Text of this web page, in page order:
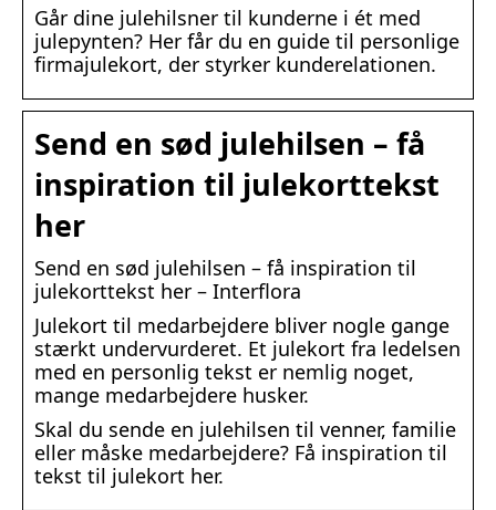
Går dine julehilsner til kunderne i ét med
julepynten? Her får du en guide til personlige
firmajulekort, der styrker kunderelationen.
Send en sød julehilsen – få
inspiration til julekorttekst
her
Send en sød julehilsen – få inspiration til
julekorttekst her – Interflora
Julekort til medarbejdere bliver nogle gange
stærkt undervurderet. Et julekort fra ledelsen
med en personlig tekst er nemlig noget,
mange medarbejdere husker.
Skal du sende en julehilsen til venner, familie
eller måske medarbejdere? Få inspiration til
tekst til julekort her.